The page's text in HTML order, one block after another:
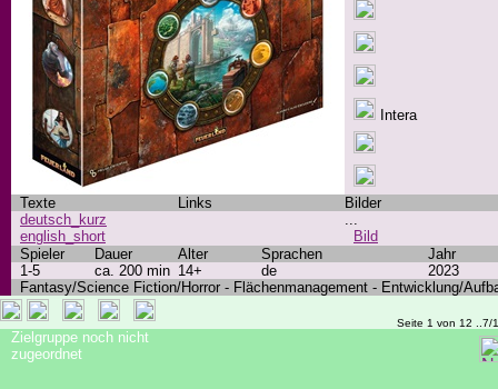
Intera
Texte Links
Bilder
deutsch_kurz
english_short
...
Bild
Spieler
Dauer Alter Sprachen
Jahr
1-5
ca. 200 min 14+ de
2023
Fantasy/Science Fiction/Horror - Flächenmanagement - Entwicklung/
Seite 1 von 12 ..7/
Zielgruppe noch nicht
zugeordnet